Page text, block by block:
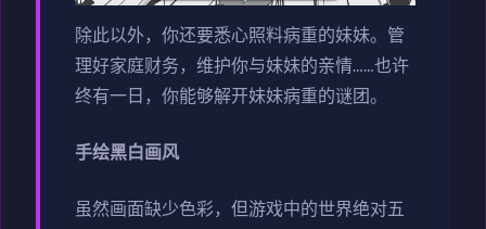
除此以外，你还要悉心照料病重的妹妹。管
理好家庭财务，维护你与妹妹的亲情……也许
终有一日，你能够解开妹妹病重的谜团。
手绘黑白画风
虽然画面缺少色彩，但游戏中的世界绝对五